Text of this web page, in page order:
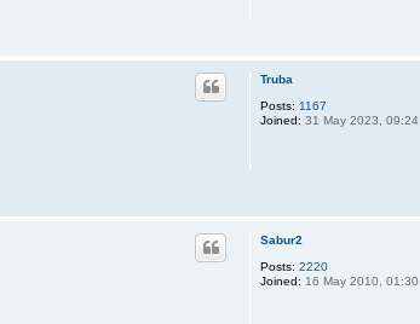
Truba
Posts: 1167
Joined: 31 May 2023, 09:24
Sabur2
Posts: 2220
Joined: 16 May 2010, 01:30